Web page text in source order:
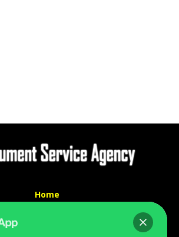
Home